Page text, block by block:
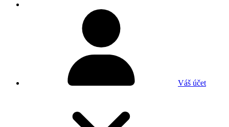
Váš účet